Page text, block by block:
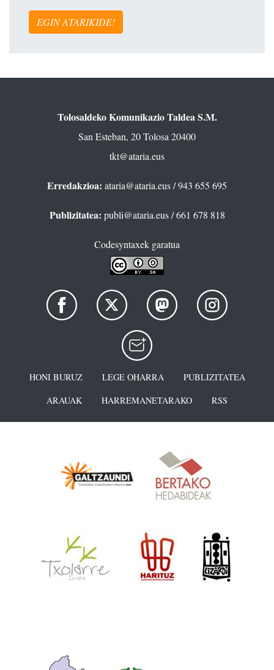
EGIN ATARIKIDE!
Tolosaldeko Komunikazio Taldea S.M.
San Esteban, 20 Tolosa 20400
tkt@ataria.eus
Erredakzioa: ataria@ataria.eus/ 943 655 695
Publizitatea: publi@ataria.eus/ 661 678 818
Codesyntaxek garatua
HONI BURUZ LEGE OHARRA
PUBLIZITATEA
ARAUAK
HARREMANETARAKO RSS